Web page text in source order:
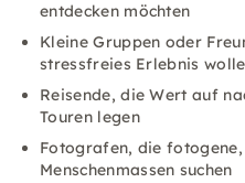
entdecken möchten
Kleine Gruppen oder
stressfreies Erlebnis
Reisende, die Wert auf
Touren legen
Fotografen, die
Menschenmassen suchen